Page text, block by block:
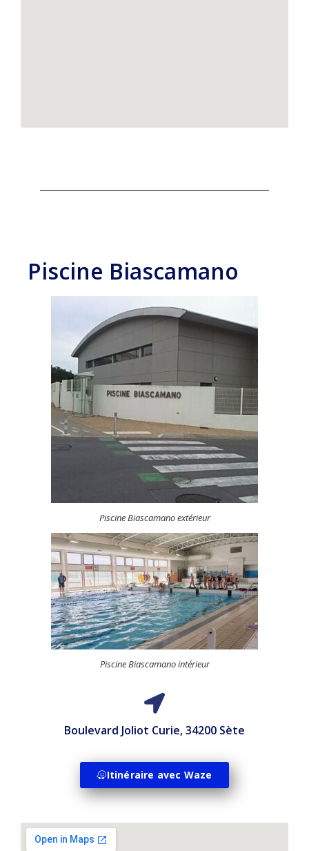
Piscine Biascamano
Piscine Biascamano extérieur
Piscine Biascamano intérieur
Boulevard Joliot Curie, 34200 Sète
Itinéraire avec Waze